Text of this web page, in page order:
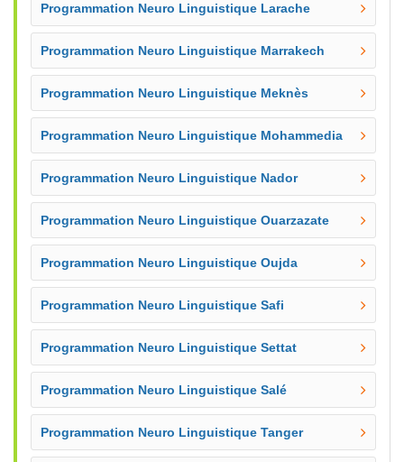
Programmation Neuro Linguistique Larache
Programmation Neuro Linguistique Marrakech
Programmation Neuro Linguistique Meknès
Programmation Neuro Linguistique Mohammedia
Programmation Neuro Linguistique Nador
Programmation Neuro Linguistique Ouarzazate
Programmation Neuro Linguistique Oujda
Programmation Neuro Linguistique Safi
Programmation Neuro Linguistique Settat
Programmation Neuro Linguistique Salé
Programmation Neuro Linguistique Tanger